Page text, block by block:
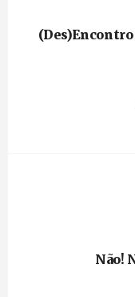
Não!